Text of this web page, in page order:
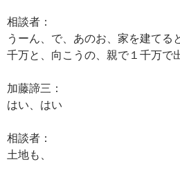
相談者：
うーん、で、あのお、家を建てる
千万と、向こうの、親で１千万で
加藤諦三：
はい、はい
相談者：
土地も、